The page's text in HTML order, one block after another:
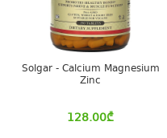
Solgar - Calcium Magnesium
Zinc
128.00₾